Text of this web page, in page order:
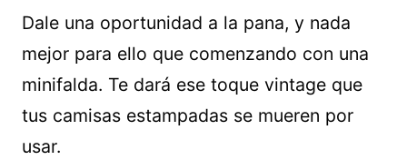
Dale una oportunidad a la pana, y nada
mejor para ello que comenzando con una
minifalda. Te dará ese toque vintage que
tus camisas estampadas se mueren por
usar.